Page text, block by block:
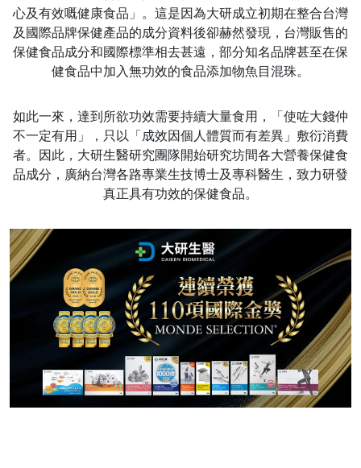
心及有效嘅健康食品」。這是因為大研成立初期在整合台灣
及國際品牌保健產品的成分資料後卻赫然發現，台灣販售的
保健食品成分和國際標準相去甚遠，部分知名品牌甚至在保
健食品中加入無功效的食品添加物魚目混珠。
如此一來，達到所欲功效需要持續大量食用，「使咗大錢仲
不一定有用」，只以「成效因個人體質而有差異」敷衍消費
者。因此，大研生醫研究團隊開始研究坊間各大營養保健食
品成分，廣納台灣各路專業生技博士及專科醫生，致力研發
真正具有功效的保健食品。